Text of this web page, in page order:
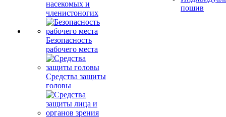
насекомых и
членистоногих
Безопасность
рабочего места
Средства защиты
головы
пошив